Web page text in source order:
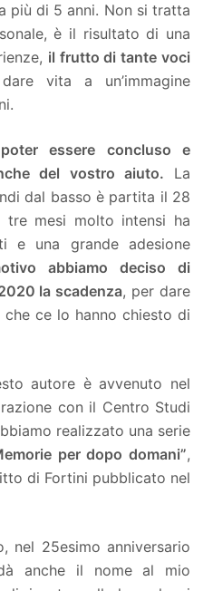
più di 5 anni. Non si tratta
è il risultato di una
il frutto di tante voci
vita a un’immagine
essere concluso e
del vostro aiuto. La
dal basso è partita il 28
tre mesi molto intensi ha
e una grande adesione
abbiamo deciso di
la scadenza, per dare
ce lo hanno chiesto di
autore è avvenuto nel
con il Centro Studi
realizzato una serie
per dopo domani”,
di Fortini pubblicato nel
nel 25esimo anniversario
anche il nome al mio